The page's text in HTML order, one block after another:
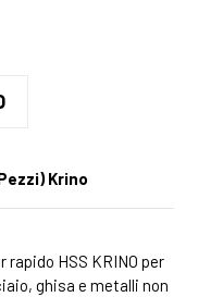
Krino
HSS KRINO per
ghisa e metalli non